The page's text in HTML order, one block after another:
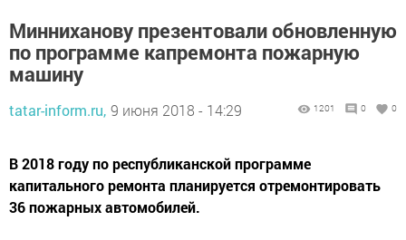
Минниханову презентовали обновленную
по программе капремонта пожарную
машину
tatar-inform.ru, 9 июня 2018 - 14:29 1201 0 0
В 2018 году по республиканской программе
капитального ремонта планируется отремонтировать
36 пожарных автомобилей.